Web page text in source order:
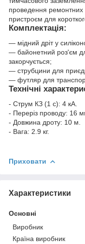
проведення ремонтних
пристроєм для
Комплектація:
— мідний дріт у
— байонетний роз'єм
закорчується;
— струбцини для
— футляр для
Технічні
- Струм КЗ (1 с): 4 кА.
- Переріз проводу: 16
- Довжина дроту: 10 м.
- Вага: 2.9 кг.
Приховати
Характеристики
Основні
Виробник
Країна виробник